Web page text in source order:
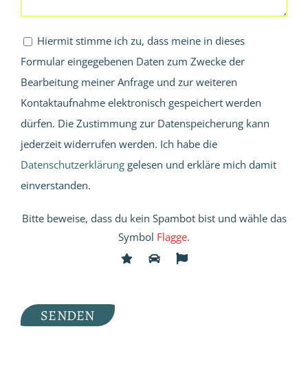
Hiermit stimme ich zu, dass meine in dieses
Formular eingegebenen Daten zum Zwecke der
Bearbeitung meiner Anfrage und zur weiteren
Kontaktaufnahme elektronisch gespeichert werden
dürfen. Die Zustimmung zur Datenspeicherung kann
jederzeit widerrufen werden. Ich habe die
Datenschutzerklärunggelesen und erkläre mich damit
einverstanden.
Bitte beweise, dass du kein Spambot bist und wähle das
Symbol Flagge.